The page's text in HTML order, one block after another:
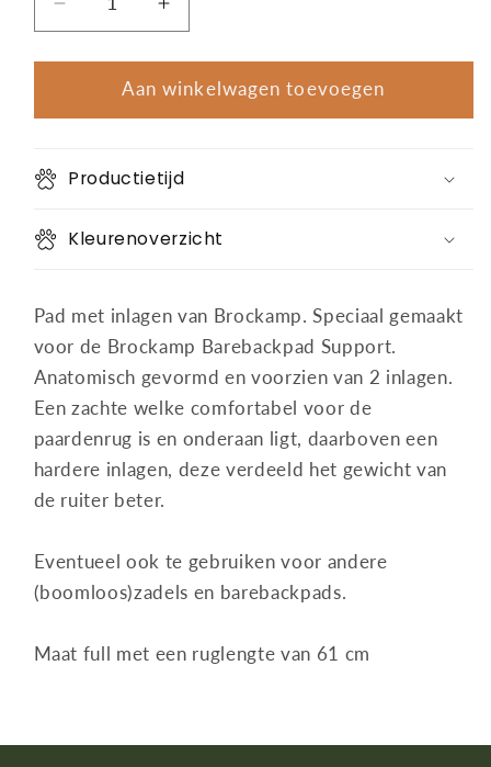
Aantal
verlagen
voor
Brockamp
pad
Aantal
verhogen
voor
Brockamp
pad
Aan winkelwagen toevoegen
Productietijd
Kleurenoverzicht
Pad met inlagen van Brockamp. Speciaal gemaakt
voor de Brockamp Barebackpad Support.
Anatomisch gevormd en voorzien van 2 inlagen.
Een zachte welke comfortabel voor de
paardenrug is en onderaan ligt, daarboven een
hardere inlagen, deze verdeeld het gewicht van
de ruiter beter.
Eventueel ook te gebruiken voor andere
(boomloos)zadels en barebackpads.
Maat full met een ruglengte van 61 cm